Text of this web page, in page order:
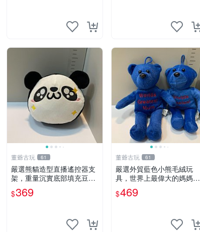
董爺古玩 61
嚴選熊貓造型直播遙控器支
架，重量沉實底部填充豆
袋，手機遙控器最佳架設選
擇推薦 直播遙控器支架 毛
$369
董爺古玩 61
嚴選外貿藍色小熊毛絨玩
具，世界上最偉大的媽媽聖
誕節推薦禮物 五角星 兒童
玩具 母親節
$469